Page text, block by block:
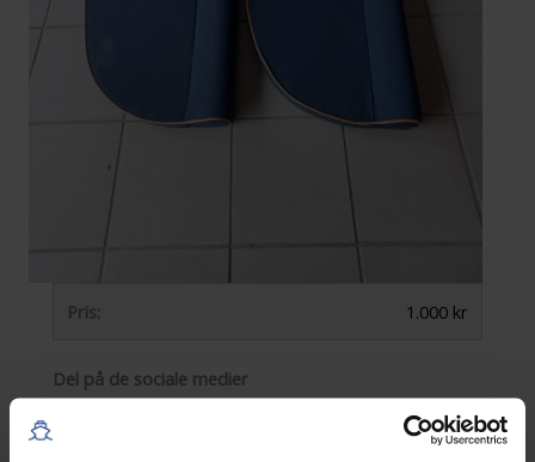
Pris: 1.000 kr
Del på de sociale medier